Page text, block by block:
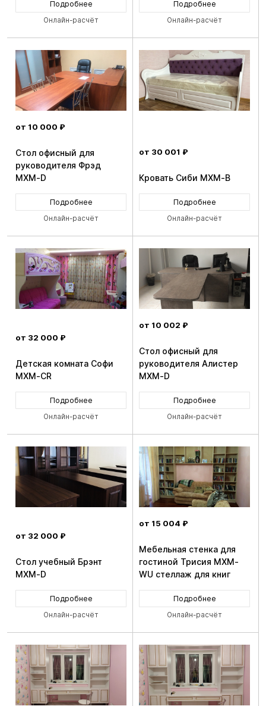
Подробнее
Онлайн-расчёт
Подробнее
Онлайн-расчёт
от 10 000 ₽
Стол офисный для
руководителя Фрэд
MXM-D
Подробнее
Онлайн-расчёт
от 30 001 ₽
Кровать Сиби MXM-B
Подробнее
Онлайн-расчёт
от 32 000 ₽
Детская комната Софи
MXM-CR
Подробнее
Онлайн-расчёт
от 10 002 ₽
Стол офисный для
руководителя Алистер
MXM-D
Подробнее
Онлайн-расчёт
от 32 000 ₽
Стол учебный Брэнт
MXM-D
Подробнее
Онлайн-расчёт
от 15 004 ₽
Мебельная стенка для
гостиной Трисия MXM-
WU стеллаж для книг
Подробнее
Онлайн-расчёт